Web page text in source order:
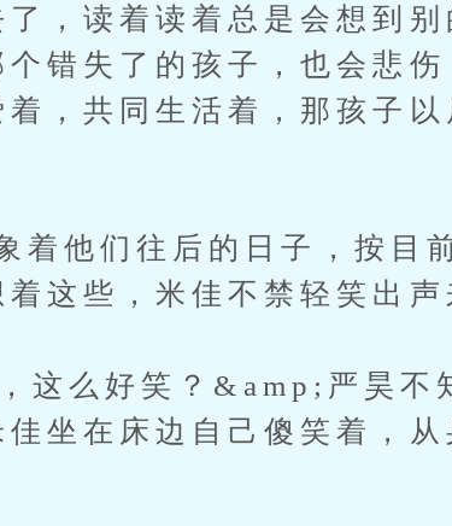
，读着读着总是会想到别
错失了的孩子，也会悲伤
，共同生活着，那孩子以
他们往后的日子，按目
这些，米佳不禁轻笑出声
么好笑？&amp;严昊不
坐在床边自己傻笑着，从